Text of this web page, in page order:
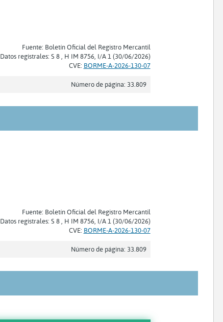
Fuente: Boletín Oficial del Registro Mercantil
Datos registrales: S 8 , H IM 8756, I/A 1 (30/06/2026)
CVE: BORME-A-2026-130-07
Número de página: 33.809
Fuente: Boletín Oficial del Registro Mercantil
Datos registrales: S 8 , H IM 8756, I/A 1 (30/06/2026)
CVE: BORME-A-2026-130-07
Número de página: 33.809